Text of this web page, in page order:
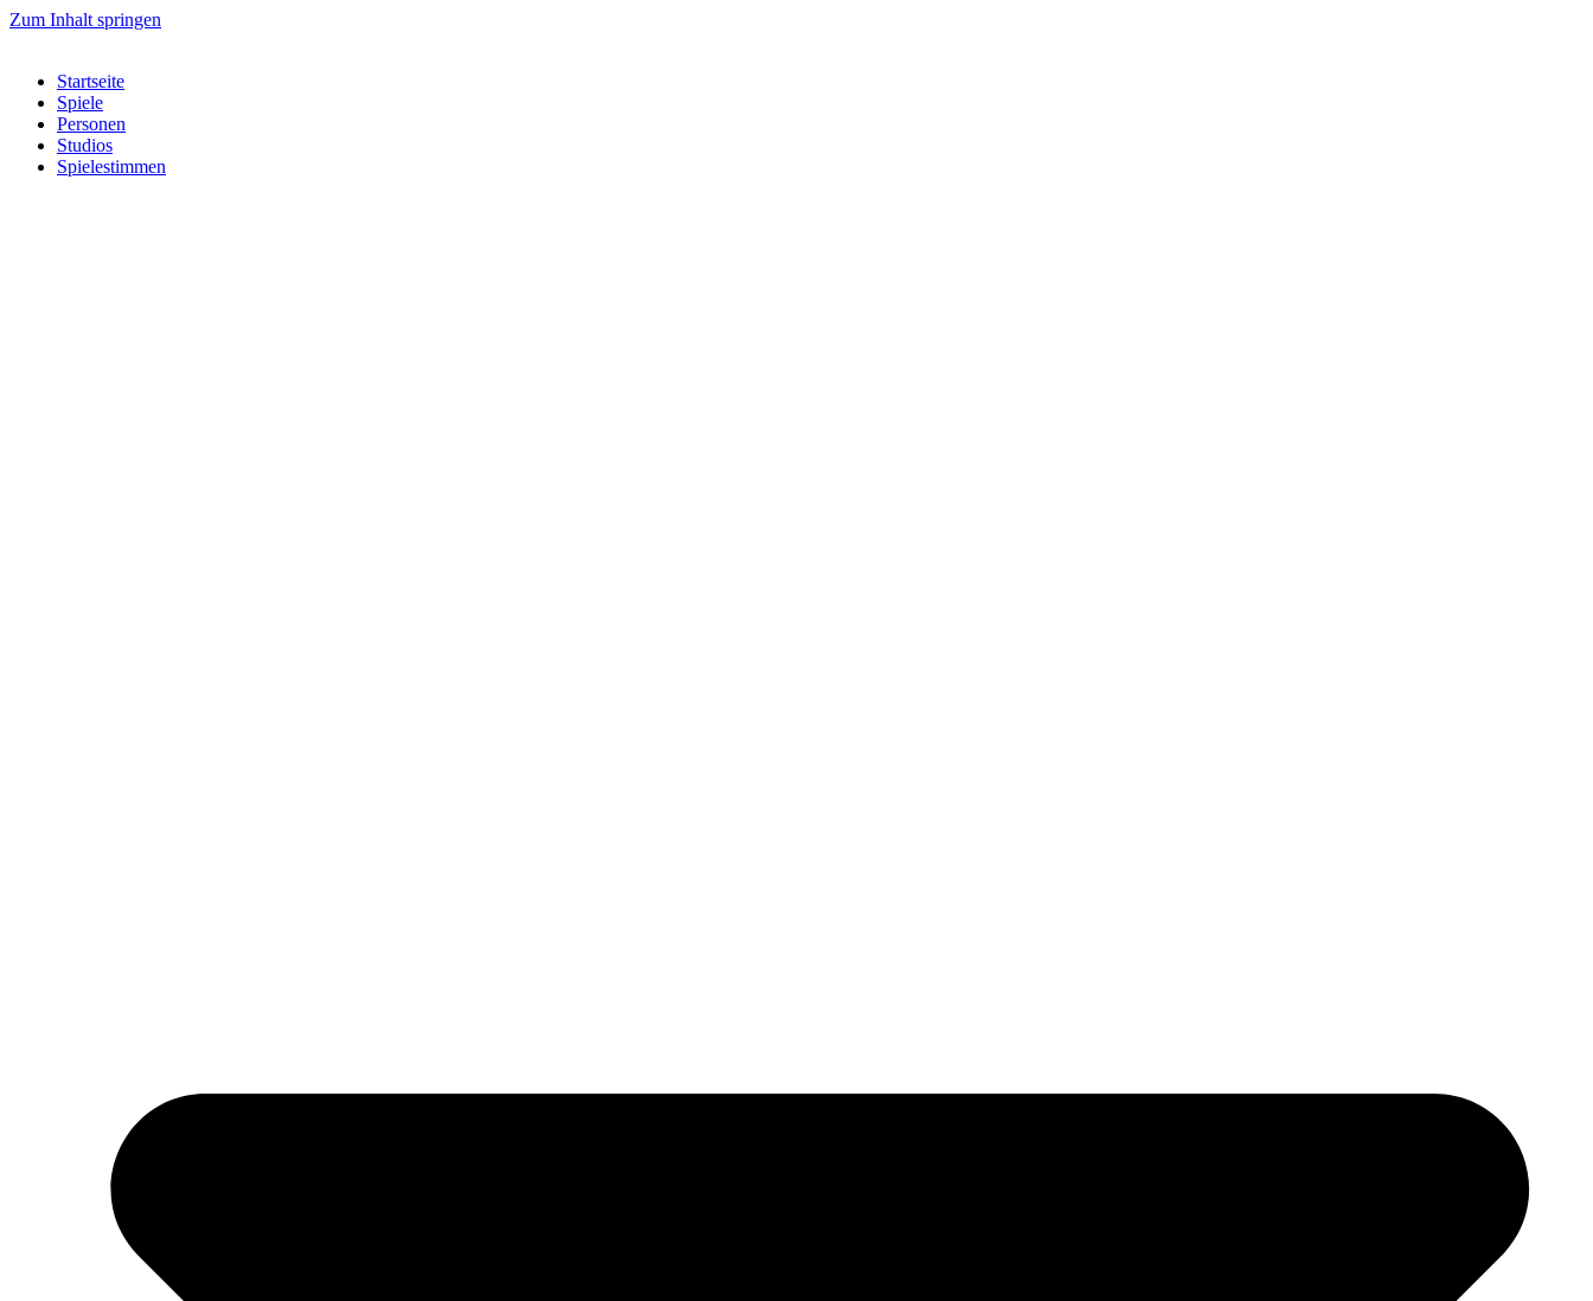
Zum Inhalt springen
Startseite
Spiele
Personen
Studios
Spielestimmen